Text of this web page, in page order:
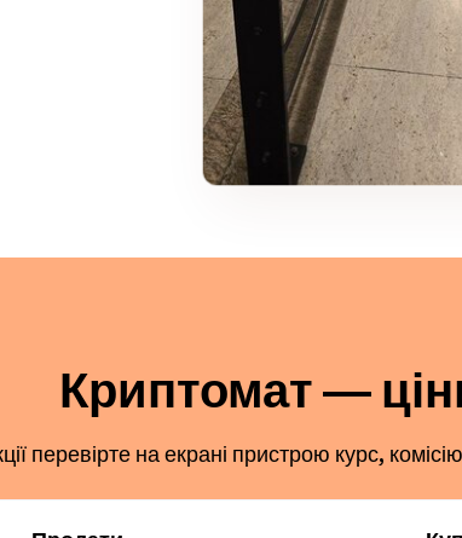
Криптомат —
перевірте на екрані пристрою курс,